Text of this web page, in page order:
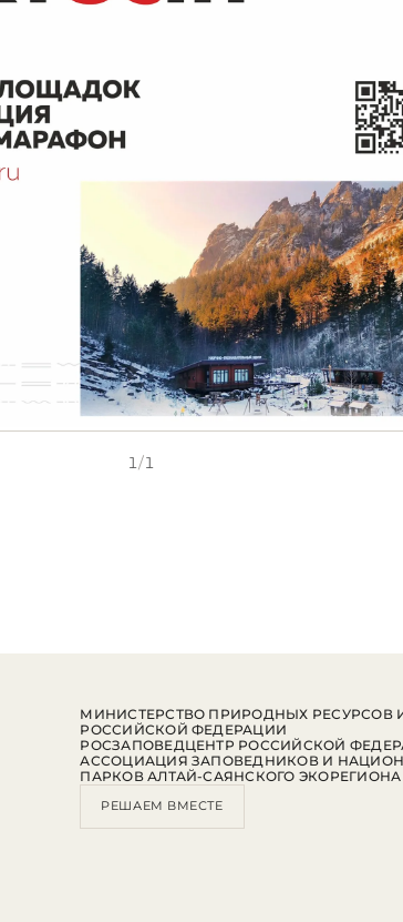
1/1
МИНИСТЕРСТВО ПРИРОДНЫХ РЕСУРСОВ
РОССИЙСКОЙ ФЕДЕРАЦИИ
РОСЗАПОВЕДЦЕНТР РОССИЙСКОЙ
АССОЦИАЦИЯ ЗАПОВЕДНИКОВ И
ПАРКОВ АЛТАЙ-САЯНСКОГО ЭКОРЕГИОНА
РЕШАЕМ ВМЕСТЕ